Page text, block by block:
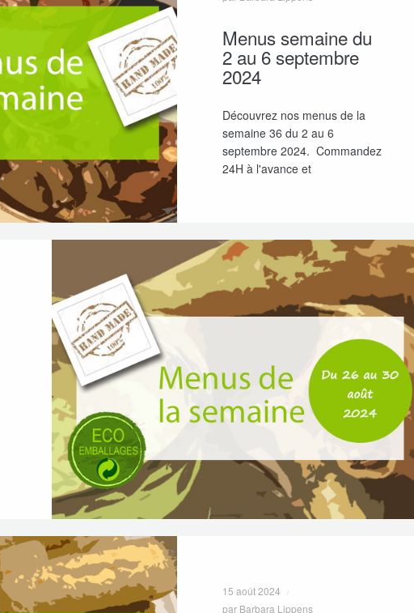
Menus semaine du
2 au 6 septembre
2024
Découvrez nos menus de la
semaine 36 du 2 au 6
septembre 2024. Commandez
24H à l'avance et
15 août 2024
par Barbara Lippens